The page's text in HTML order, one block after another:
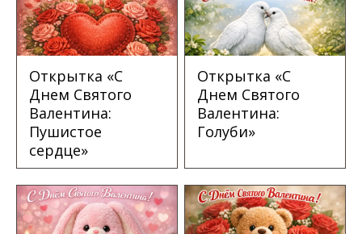
Открытка «С
Днем Святого
Валентина:
Пушистое
сердце»
Открытка «С
Днем Святого
Валентина:
Голуби»